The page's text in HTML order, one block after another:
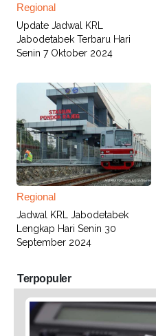
Regional
Update Jadwal KRL
Jabodetabek Terbaru Hari
Senin 7 Oktober 2024
Regional
Jadwal KRL Jabodetabek
Lengkap Hari Senin 30
September 2024
Terpopuler